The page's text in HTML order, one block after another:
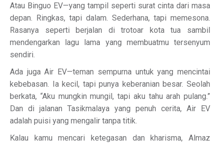
Atau Binguo EV—yang tampil seperti surat cinta dari masa
depan. Ringkas, tapi dalam. Sederhana, tapi memesona.
Rasanya seperti berjalan di trotoar kota tua sambil
mendengarkan lagu lama yang membuatmu tersenyum
sendiri.
Ada juga Air EV—teman sempurna untuk yang mencintai
kebebasan. Ia kecil, tapi punya keberanian besar. Seolah
berkata, “Aku mungkin mungil, tapi aku tahu arah pulang.”
Dan di jalanan Tasikmalaya yang penuh cerita, Air EV
adalah puisi yang mengalir tanpa titik.
Kalau kamu mencari ketegasan dan kharisma, Almaz